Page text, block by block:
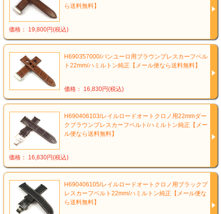
ら送料無料】
価格： 19,800円(税込)
H690357000/パンユーロ用ブラウンプレスカーフベル
ト22mm/ハミルトン純正【メール便なら送料無料】
価格： 16,830円(税込)
H690406103/レイルロードオートクロノ用22mmダー
クブラウンプレスカーフベルト/ハミルトン純正【メー
ル便なら送料無料】
価格： 16,830円(税込)
H690406105/レイルロードオートクロノ用ブラックプ
レスカーフベルト22mm/ハミルトン純正【メール便な
ら送料無料】